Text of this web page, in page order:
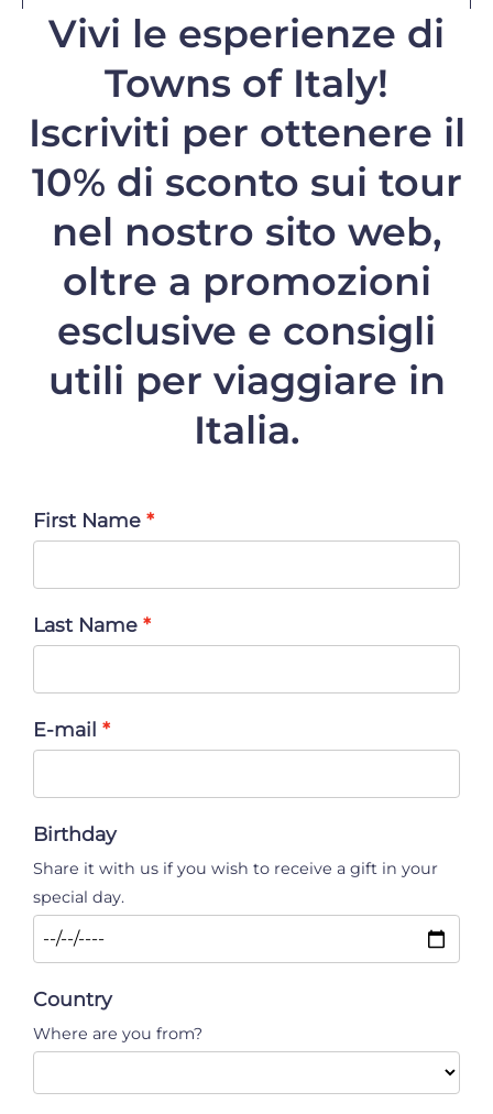
Vivi le esperienze di
Towns of Italy!
Iscriviti per ottenere il
10% di sconto sui tour
nel nostro sito web,
oltre a promozioni
esclusive e consigli
utili per viaggiare in
Italia.
First Name
Last Name
E-mail
Birthday
Share it with us if you wish to receive a gift in your
special day.
Country
Where are you from?